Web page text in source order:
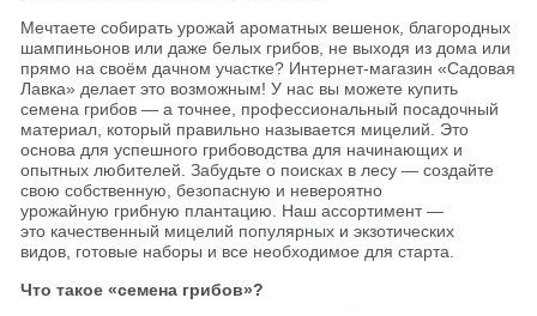
Мечтаете собирать урожай ароматных вешенок, благородных
шампиньонов или даже белых грибов, не выходя из дома или
прямо на своём дачном участке? Интернет-магазин «Садовая
Лавка» делает это возможным! У нас вы можете купить
семена грибов — а точнее, профессиональный посадочный
материал, который правильно называется мицелий. Это
основа для успешного грибоводства для начинающих и
опытных любителей. Забудьте о поисках в лесу — создайте
свою собственную, безопасную и невероятно
урожайную грибную плантацию. Наш ассортимент —
это качественный мицелий популярных и экзотических
видов, готовые наборы и все необходимое для старта.
Что такое «семена грибов»?